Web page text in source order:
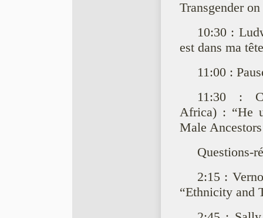
Transgender
10:30 :
est dans ma
11:00 :
11:30 :
Africa) : “He
Male
Questions-
2:15 :
“Ethnicity and